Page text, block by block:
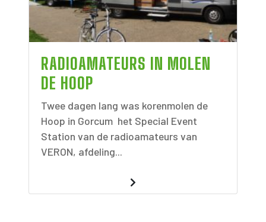
RADIOAMATEURS IN MOLEN
DE HOOP
Twee dagen lang was korenmolen de
Hoop in Gorcum het Special Event
Station van de radioamateurs van
VERON, afdeling...